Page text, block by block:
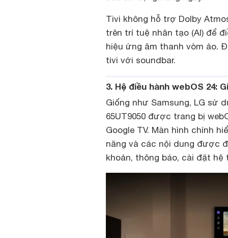
Tivi không hỗ trợ Dolby
trên trí tuệ nhân tạo (AI) để
hiệu ứng âm thanh vòm ảo.
tivi với soundbar.
3. Hệ điều hành webOS 24:
Giống như Samsung, LG sử
65UT9050 được trang bị
Google TV. Màn hình chính
năng và các nội dung được
khoản, thông báo, cài đặt